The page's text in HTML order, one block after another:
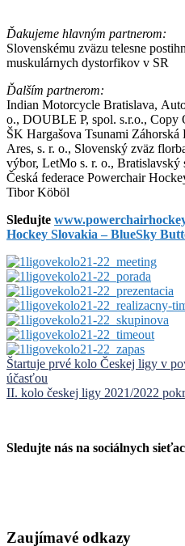
Ďakujeme hlavným partnerom:
Slovenskému zväzu telesne
muskulárnych dystorfikov v SR
Ďalším partnerom:
Indian Motorcycle Bratislava,
o., DOUBLE P, spol. s.r.o., Copy
ŠK Hargašova Tsunami
Ares, s. r. o., Slovenský zväz
výbor, LetMo s. r. o., Bratislavský
Česká federace Powerchair
Tibor Köböl
Sledujte
Hockey Slovakia – BlueSky
Navigácia
v
Štartuje prvé kolo Českej ligy v
účasťou
II. kolo českej ligy 2021/2022
Sledujte nás na sociálnych
Zaujímavé odkazy